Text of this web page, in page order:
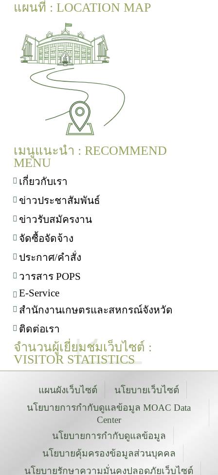
แผนที่ : LOCATION MAP
เมนูแนะนำ : RECOMMEND
MENU
เกี่ยวกับเรา
ข่าวประชาสัมพันธ์
ข่าวรับสมัครงาน
จัดซื้อจัดจ้าง
ประกาศ/คำสั่ง
วารสาร POPS
E-Service
สำนักงานเกษตรและสหกรณ์จังหวัด
ติดต่อเรา
จำนวนผู้เยี่ยมชมเว็บไซต์ :
VISITOR STATISTICS
แผนผังเว็บไซต์
นโยบายเว็บไซต์
นโยบายการกำกับดูแลข้อมูล MOAC Data
Center
นโยบายการกำกับดูแลข้อมูล
นโยบายคุ้มครองข้อมูลส่วนบุคคล
นโยบายรักษาความมั่นคงปลอดภัยเว็บไซต์